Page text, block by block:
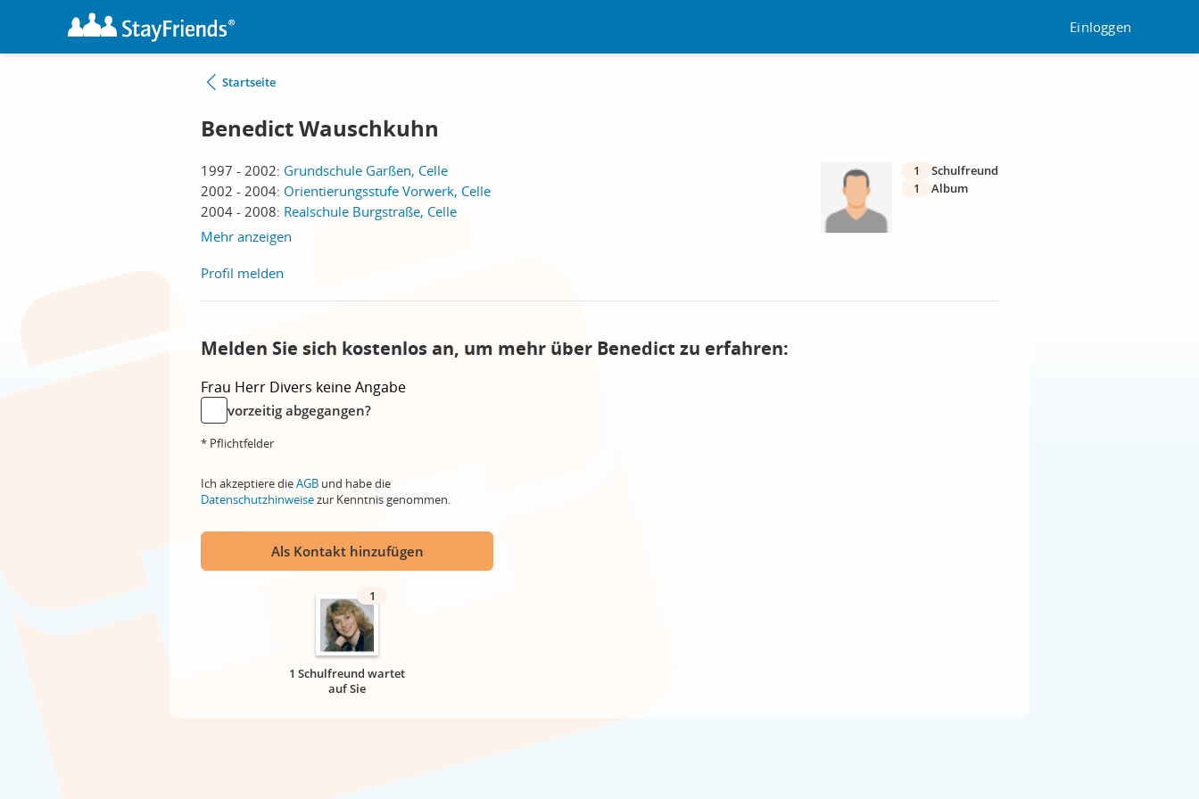
Einloggen
Startseite
Benedict Wauschkuhn
1997 - 2002: Grundschule Garßen, Celle
2002 - 2004: Orientierungsstufe Vorwerk, Celle
2004 - 2008: Realschule Burgstraße, Celle
Mehr anzeigen
1
Schulfreund
1
Album
Profil melden
Melden Sie sich kostenlos an, um mehr über Benedict zu erfahren:
Frau Herr Divers keine Angabe
vorzeitig abgegangen?
* Pflichtfelder
Ich akzeptiere dieAGB und habe die
Datenschutzhinweisezur Kenntnis genommen.
Als Kontakt hinzufügen
1
1 Schulfreund wartet
auf Sie